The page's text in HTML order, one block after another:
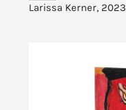
Larissa Kerner, 2023